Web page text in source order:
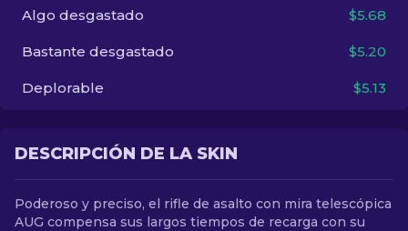
Algo desgastado $5.68
Bastante desgastado $5.20
Deplorable $5.13
DESCRIPCIÓN DE LA SKIN
Poderoso y preciso, el rifle de asalto con mira telescópica
AUG compensa sus largos tiempos de recarga con su